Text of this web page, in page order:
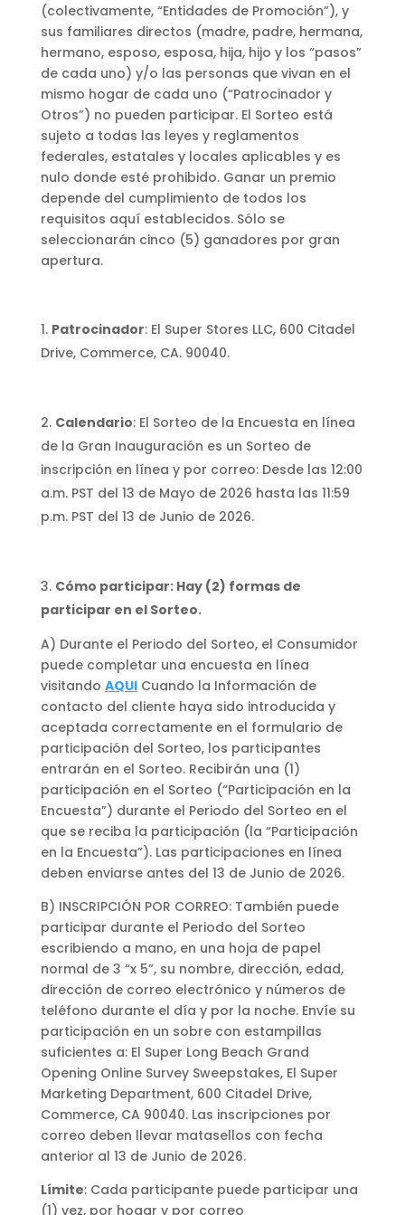
(colectivamente, “Entidades de Promoción”), y
sus familiares directos (madre, padre, hermana,
hermano, esposo, esposa, hija, hijo y los “pasos”
de cada uno) y/o las personas que vivan en el
mismo hogar de cada uno (“Patrocinador y
Otros”) no pueden participar. El Sorteo está
sujeto a todas las leyes y reglamentos
federales, estatales y locales aplicables y es
nulo donde esté prohibido. Ganar un premio
depende del cumplimiento de todos los
requisitos aquí establecidos. Sólo se
seleccionarán cinco (5) ganadores por gran
apertura.
Patrocinador: El Super Stores LLC, 600 Citadel
Drive, Commerce, CA. 90040.
Calendario: El Sorteo de la Encuesta en línea
de la Gran Inauguración es un Sorteo de
inscripción en línea y por correo: Desde las 12:00
a.m. PST del 13 de Mayo de 2026 hasta las 11:59
p.m. PST del 13 de Junio de 2026.
Cómo participar: Hay (2) formas de
participar en el Sorteo.
A) Durante el Periodo del Sorteo, el Consumidor
puede completar una encuesta en línea
visitando AQUICuando la Información de
contacto del cliente haya sido introducida y
aceptada correctamente en el formulario de
participación del Sorteo, los participantes
entrarán en el Sorteo. Recibirán una (1)
participación en el Sorteo (“Participación en la
Encuesta”) durante el Periodo del Sorteo en el
que se reciba la participación (la “Participación
en la Encuesta”). Las participaciones en línea
deben enviarse antes del 13 de Junio de 2026.
B) INSCRIPCIÓN POR CORREO: También puede
participar durante el Periodo del Sorteo
escribiendo a mano, en una hoja de papel
normal de 3 “x 5”, su nombre, dirección, edad,
dirección de correo electrónico y números de
teléfono durante el día y por la noche. Envíe su
participación en un sobre con estampillas
suficientes a: El Super Long Beach Grand
Opening Online Survey Sweepstakes, El Super
Marketing Department, 600 Citadel Drive,
Commerce, CA 90040. Las inscripciones por
correo deben llevar matasellos con fecha
anterior al 13 de Junio de 2026.
Límite: Cada participante puede participar una
(1) vez, por hogar y por correo